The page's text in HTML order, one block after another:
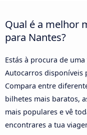
Qual é a melhor
para Nantes?
Estás à procura de
Autocarros disponíveis
Compara entre
bilhetes mais baratos,
mais populares e vê
encontrares a tua